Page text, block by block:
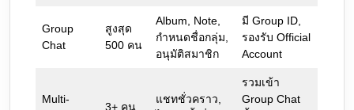
Group
Chat
สูงสุด
500 คน
Album, Note,
กำหนดชื่อกลุ่ม,
อนุมัติสมาชิก
มี Group ID,
รองรับ Official
Account
Multi-
3+ คน
แชทชั่วคราว,
รวมเข้า
Group Chat